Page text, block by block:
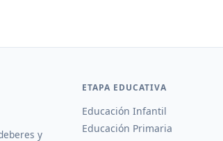
y
ETAPA EDUCATIVA
Educación Infantil
Educación Primaria